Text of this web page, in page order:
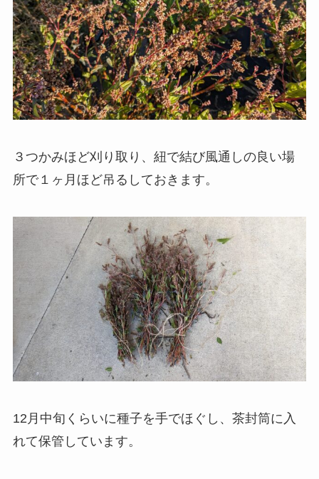
３つかみほど刈り取り、紐で結び風通しの良い場
所で１ヶ月ほど吊るしておきます。
12月中旬くらいに種子を手でほぐし、茶封筒に入
れて保管しています。